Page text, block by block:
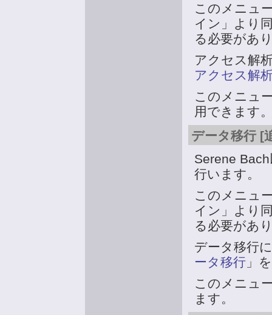
このメニュ
イン」より
る必要があ
アクセス解
アクセス解
このメニュ
用できます
データ移行 [
Serene
行います。
このメニュ
イン」より
る必要があ
データ移行
ータ移行 」
このメニュ
ます。